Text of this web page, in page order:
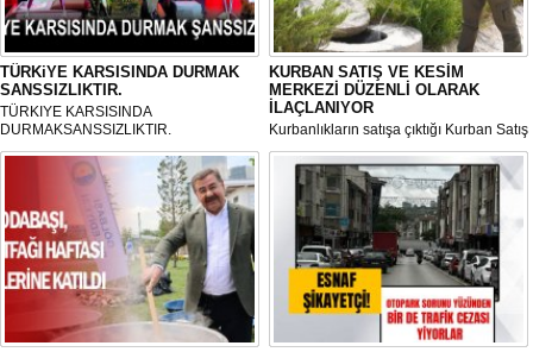
TÜRKiYE KARSISINDA DURMAK
SANSSIZLIKTIR.
TÜRKIYE KARSISINDA
DURMAKSANSSIZLIKTIR.
KURBAN SATIŞ VE KESİM
MERKEZİ DÜZENLİ OLARAK
İLAÇLANIYOR
Kurbanlıkların satışa çıktığı Kurban Satış
ve Kesim Merkezi, haşere ve
mikropların önüne geçilmesi amacıyla
her gün Gölbaşı Belediyesi ekipleri
tarafından düzenli olarak ilaçlanıyor.